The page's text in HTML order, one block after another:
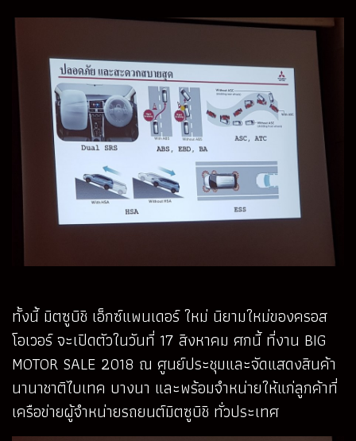
ทั้งนี้ มิตซูบิชิ เอ็กซ์แพนเดอร์ ใหม่ นิยามใหม่ของครอส
โอเวอร์ จะเปิดตัวในวันที่ 17 สิงหาคม ศกนี้ ที่งาน BIG
MOTOR SALE 2018 ณ ศูนย์ประชุมและจัดแสดงสินค้า
นานาชาติไบเทค บางนา และพร้อมจำหน่ายให้แก่ลูกค้าที่
เครือข่ายผู้จำหน่ายรถยนต์มิตซูบิชิ ทั่วประเทศ